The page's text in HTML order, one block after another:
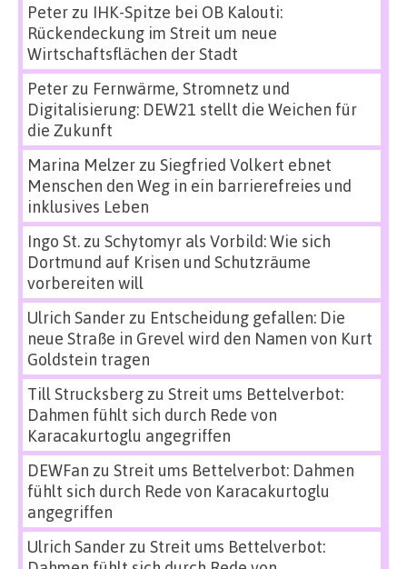
Peterzu IHK-Spitze bei OB Kalouti:
Rückendeckung im Streit um neue
Wirtschaftsflächen der Stadt
Peterzu Fernwärme, Stromnetz und
Digitalisierung: DEW21 stellt die Weichen für
die Zukunft
Marina Melzerzu Siegfried Volkert ebnet
Menschen den Weg in ein barrierefreies und
inklusives Leben
Ingo St.zu Schytomyr als Vorbild: Wie sich
Dortmund auf Krisen und Schutzräume
vorbereiten will
Ulrich Sanderzu Entscheidung gefallen: Die
neue Straße in Grevel wird den Namen von Kurt
Goldstein tragen
Till Strucksbergzu Streit ums Bettelverbot:
Dahmen fühlt sich durch Rede von
Karacakurtoglu angegriffen
DEWFan zu Streit ums Bettelverbot: Dahmen
fühlt sich durch Rede von Karacakurtoglu
angegriffen
Ulrich Sanderzu Streit ums Bettelverbot: